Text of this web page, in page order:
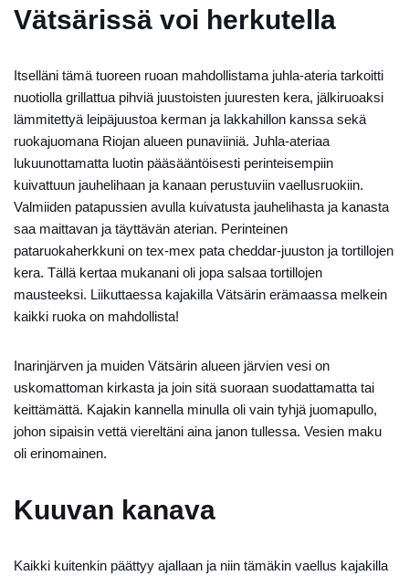
Vätsärissä voi herkutella
Itselläni tämä tuoreen ruoan mahdollistama juhla-ateria tarkoitti
nuotiolla grillattua pihviä juustoisten juuresten kera, jälkiruoaksi
lämmitettyä leipäjuustoa kerman ja lakkahillon kanssa sekä
ruokajuomana Riojan alueen punaviiniä. Juhla-ateriaa
lukuunottamatta luotin pääsääntöisesti perinteisempiin
kuivattuun jauhelihaan ja kanaan perustuviin vaellusruokiin.
Valmiiden patapussien avulla kuivatusta jauhelihasta ja kanasta
saa maittavan ja täyttävän aterian. Perinteinen
pataruokaherkkuni on tex-mex pata cheddar-juuston ja tortillojen
kera. Tällä kertaa mukanani oli jopa salsaa tortillojen
mausteeksi. Liikuttaessa kajakilla Vätsärin erämaassa melkein
kaikki ruoka on mahdollista!
Inarinjärven ja muiden Vätsärin alueen järvien vesi on
uskomattoman kirkasta ja join sitä suoraan suodattamatta tai
keittämättä. Kajakin kannella minulla oli vain tyhjä juomapullo,
johon sipaisin vettä viereltäni aina janon tullessa. Vesien maku
oli erinomainen.
Kuuvan kanava
Kaikki kuitenkin päättyy ajallaan ja niin tämäkin vaellus kajakilla